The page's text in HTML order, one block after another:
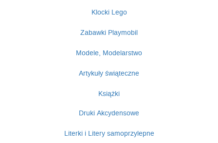
Klocki Lego
Zabawki Playmobil
Modele, Modelarstwo
Artykuły świąteczne
Książki
Druki Akcydensowe
Literki i Litery samoprzylepne